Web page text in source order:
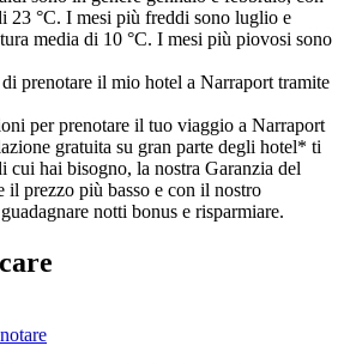
23 °C. I mesi più freddi sono luglio e
media di 10 °C. I mesi più piovosi sono
prenotare il mio hotel a Narraport tramite
per prenotare il tuo viaggio a Narraport
gratuita su gran parte degli hotel* ti
cui hai bisogno, la nostra Garanzia del
il prezzo più basso e con il nostro
notti bonus e risparmiare.